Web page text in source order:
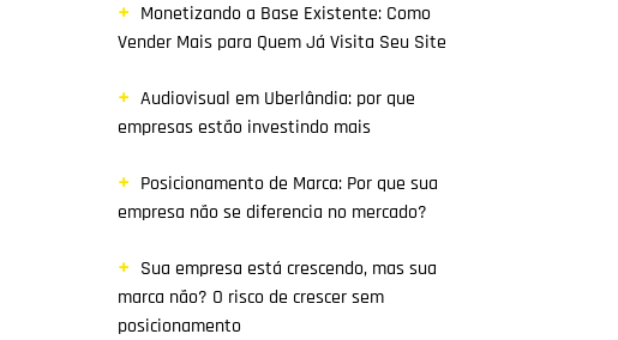
Monetizando a Base Existente: Como
Vender Mais para Quem Já Visita Seu Site
Audiovisual em Uberlândia: por que
empresas estão investindo mais
Posicionamento de Marca: Por que sua
empresa não se diferencia no mercado?
Sua empresa está crescendo, mas sua
marca não? O risco de crescer sem
posicionamento